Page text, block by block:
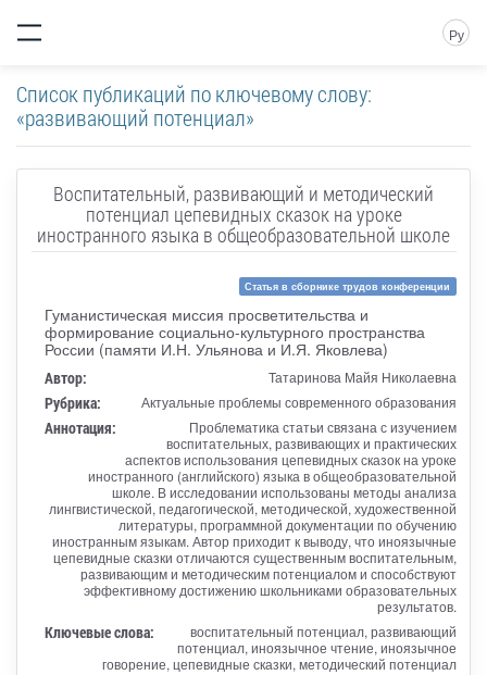
Ру
Список публикаций по ключевому слову:
«развивающий потенциал»
Воспитательный, развивающий и методический
потенциал цепевидных сказок на уроке
иностранного языка в общеобразовательной школе
Статья в сборнике трудов конференции
Гуманистическая миссия просветительства и
формирование социально-культурного пространства
России (памяти И.Н. Ульянова и И.Я. Яковлева)
Автор: Татаринова Майя Николаевна
Рубрика: Актуальные проблемы современного образования
Аннотация:
Проблематика статьи связана с изучением
воспитательных, развивающих и практических
аспектов использования цепевидных сказок на уроке
иностранного (английского) языка в общеобразовательной
школе. В исследовании использованы методы анализа
лингвистической, педагогической, методической, художественной
литературы, программной документации по обучению
иностранным языкам. Автор приходит к выводу, что иноязычные
цепевидные сказки отличаются существенным воспитательным,
развивающим и методическим потенциалом и способствуют
эффективному достижению школьниками образовательных
результатов.
Ключевые слова:
воспитательный потенциал, развивающий
потенциал, иноязычное чтение, иноязычное
говорение, цепевидные сказки, методический потенциал